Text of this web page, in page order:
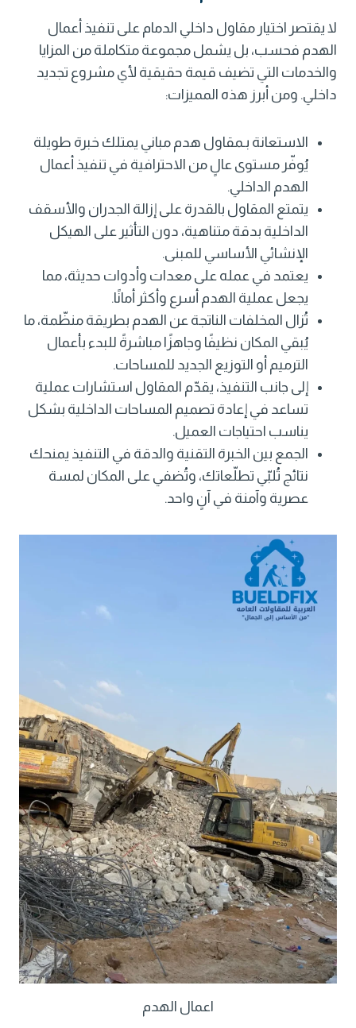
لا يقتصر اختيار مقاول داخلي الدمام على تنفيذ أعمال
الهدم فحسب، بل يشمل مجموعة متكاملة من المزايا
والخدمات التي تضيف قيمة حقيقية لأي مشروع تجديد
داخلي. ومن أبرز هذه المميزات:
الاستعانة بـمقاول هدم مباني يمتلك خبرة طويلة
يُوفّر مستوى عالٍ من الاحترافية في تنفيذ أعمال
الهدم الداخلي.
يتمتع المقاول بالقدرة على إزالة الجدران والأسقف
الداخلية بدقة متناهية، دون التأثير على الهيكل
الإنشائي الأساسي للمبنى.
يعتمد في عمله على معدات وأدوات حديثة، مما
يجعل عملية الهدم أسرع وأكثر أمانًا.
تُزال المخلفات الناتجة عن الهدم بطريقة منظّمة، ما
يُبقي المكان نظيفًا وجاهزًا مباشرةً للبدء بأعمال
الترميم أو التوزيع الجديد للمساحات.
إلى جانب التنفيذ، يقدّم المقاول استشارات عملية
تساعد في إعادة تصميم المساحات الداخلية بشكل
يناسب احتياجات العميل.
الجمع بين الخبرة التقنية والدقة في التنفيذ يمنحك
نتائج تُلبّي تطلّعاتك، وتُضفي على المكان لمسة
عصرية وآمنة في آنٍ واحد.
اعمال الهدم